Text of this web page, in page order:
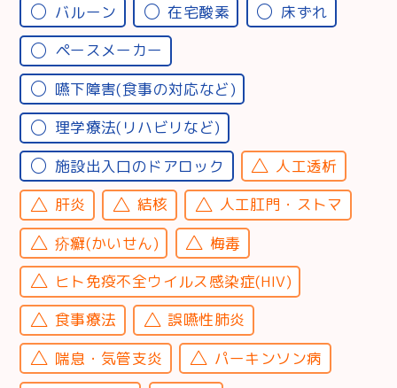
バルーン 在宅酸素
床ずれ
ペースメーカー
嚥下障害(食事の対応など)
理学療法(リハビリなど)
施設出入口のドアロック
人工透析
肝炎
結核
人工肛門・ストマ
疥癬(かいせん)
梅毒
ヒト免疫不全ウイルス感染症(HIV)
食事療法
誤嚥性肺炎
喘息・気管支炎
パーキンソン病